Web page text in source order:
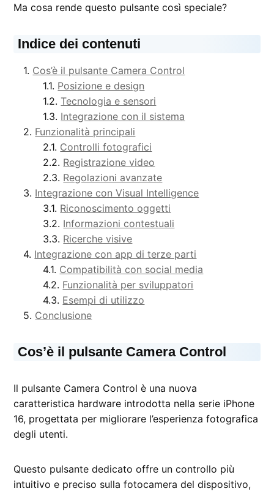
Ma cosa rende questo pulsante così speciale?
Indice dei contenuti
Cos’è il pulsante Camera Control
Posizione e design
Tecnologia e sensori
Integrazione con il sistema
Funzionalità principali
Controlli fotografici
Registrazione video
Regolazioni avanzate
Integrazione con Visual Intelligence
Riconoscimento oggetti
Informazioni contestuali
Ricerche visive
Integrazione con app di terze parti
Compatibilità con social media
Funzionalità per sviluppatori
Esempi di utilizzo
Conclusione
Cos’è il pulsante Camera Control
Il pulsante Camera Control è una nuova
caratteristica hardware introdotta nella serie iPhone
16, progettata per migliorare l’esperienza fotografica
degli utenti.
Questo pulsante dedicato offre un controllo più
intuitivo e preciso sulla fotocamera del dispositivo,